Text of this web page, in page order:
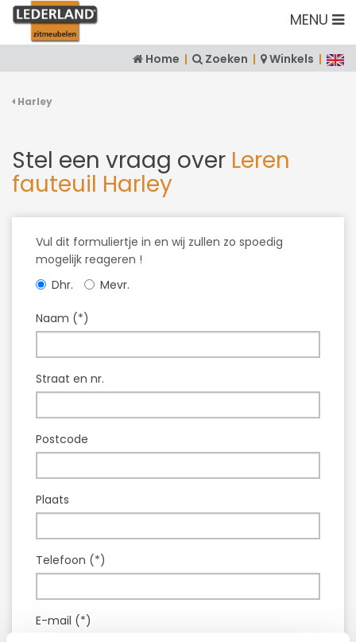
MENU
Home | Zoeken | Winkels |
Harley
Stel een vraag over Leren
fauteuil Harley
Vul dit formuliertje in en wij zullen zo spoedig
mogelijk reageren !
Dhr.
Mevr.
Naam (*)
Straat en nr.
Postcode
Plaats
Telefoon (*)
E-mail (*)